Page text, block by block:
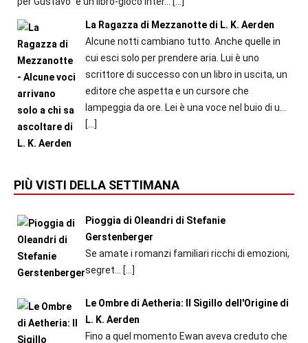
La Ragazza di Mezzanotte di L. K. Aerden
Alcune notti cambiano tutto. Anche quelle in
cui esci solo per prendere aria. Lui è uno
scrittore di successo con un libro in uscita, un
editore che aspetta e un cursore che
lampeggia da ore. Lei è una voce nel buio di u...
[…]
PIÙ VISTI DELLA SETTIMANA
Pioggia di Oleandri di Stefanie
Gerstenberger
Se amate i romanzi familiari ricchi di emozioni,
segret...
[…]
Le Ombre di Aetheria: Il Sigillo dell'Origine di
L. K. Aerden
Fino a quel momento Ewan aveva creduto che